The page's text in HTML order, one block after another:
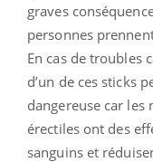
graves
personnes
En cas de troubles
d’un de ces sticks
dangereuse car
érectiles ont des
sanguins et